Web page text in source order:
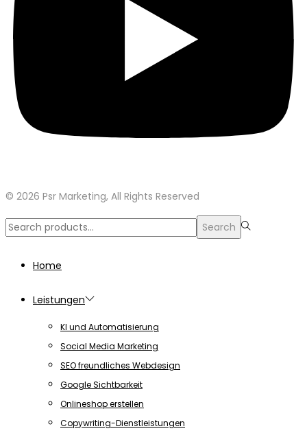
© 2026 Psr Marketing, All Rights Reserved
Search
Search
Home
Leistungen
KI und Automatisierung
Social Media Marketing
SEO freundliches Webdesign
Google Sichtbarkeit
Onlineshop erstellen
Copywriting-Dienstleistungen